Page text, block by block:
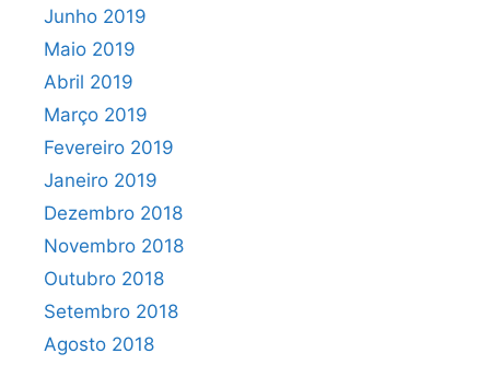
Junho 2019
Maio 2019
Abril 2019
Março 2019
Fevereiro 2019
Janeiro 2019
Dezembro 2018
Novembro 2018
Outubro 2018
Setembro 2018
Agosto 2018